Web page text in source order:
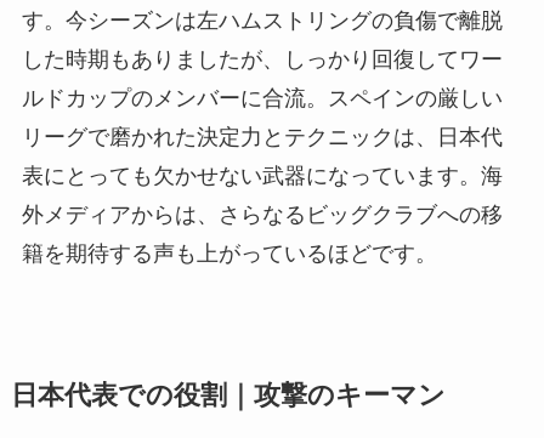
す。今シーズンは左ハムストリングの負傷で離脱
した時期もありましたが、しっかり回復してワー
ルドカップのメンバーに合流。スペインの厳しい
リーグで磨かれた決定力とテクニックは、日本代
表にとっても欠かせない武器になっています。海
外メディアからは、さらなるビッグクラブへの移
籍を期待する声も上がっているほどです。
日本代表での役割｜攻撃のキーマン